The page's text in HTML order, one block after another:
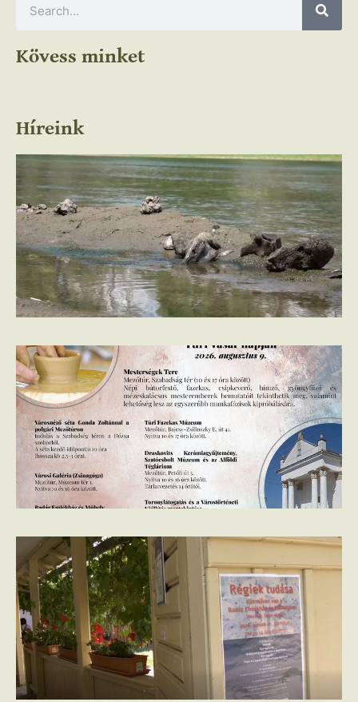
Kövess minket
Híreink